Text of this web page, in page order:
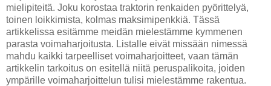
mielipiteitä. Joku korostaa traktorin renkaiden pyörittelyä,
toinen loikkimista, kolmas maksimipenkkiä. Tässä
artikkelissa esitämme meidän mielestämme kymmenen
parasta voimaharjoitusta. Listalle eivät missään nimessä
mahdu kaikki tarpeelliset voimaharjoitteet, vaan tämän
artikkelin tarkoitus on esitellä niitä peruspalikoita, joiden
ympärille voimaharjoittelun tulisi mielestämme rakentua.